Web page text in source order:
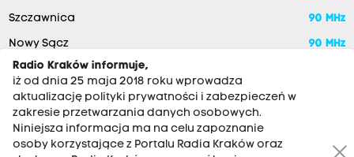
Szczawnica 90 MHz
Nowy Sącz
90 MHz
Radio Kraków informuje,
iż od dnia 25 maja 2018 roku wprowadza
aktualizację polityki prywatności i zabezpieczeń w
zakresie przetwarzania danych osobowych.
Niniejsza informacja ma na celu zapoznanie
osoby korzystające z Portalu Radia Kraków oraz